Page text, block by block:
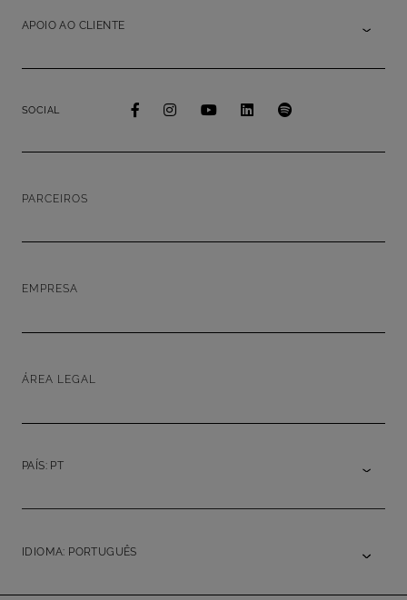
APOIO AO CLIENTE
SOCIAL
PARCEIROS
EMPRESA
ÁREA LEGAL
PAÍS: PT
IDIOMA: PORTUGUÊS